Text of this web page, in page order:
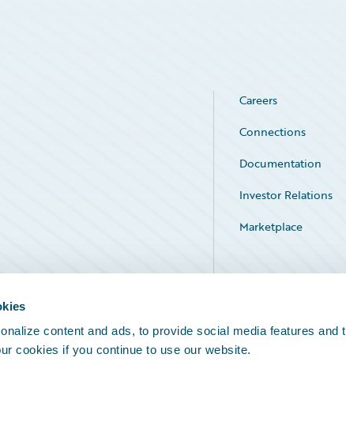
content and ads, to provide social media features and
cookies if you continue to use our website.
Careers
Connections
Documentation
Investor Relations
Marketplace
Service Status